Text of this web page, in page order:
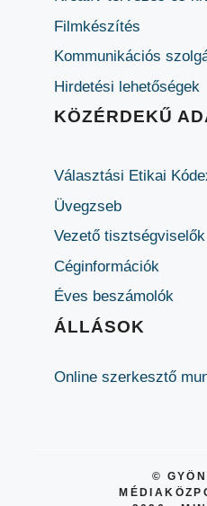
Filmkészítés
Kommunikációs
Hirdetési lehetőségek
KÖZÉRDEKŰ
Választási Etikai
Üvegzseb
Vezető tisztségviselők
Céginformációk
Éves beszámolók
ÁLLÁSOK
Online szerkesztő
©